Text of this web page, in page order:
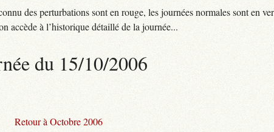
des perturbations sont en rouge, les journées normales sont en
accède à l’historique détaillé de la journée...
du 15/10/2006
Retour à Octobre 2006